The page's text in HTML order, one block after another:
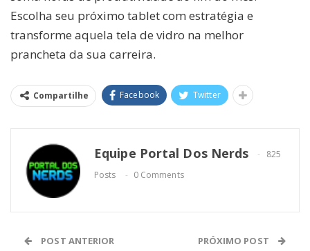
Escolha seu próximo tablet com estratégia e
transforme aquela tela de vidro na melhor
prancheta da sua carreira.
Compartilhe Facebook Twitter
Equipe Portal Dos Nerds
825
Posts
0 Comments
POST ANTERIOR PRÓXIMO POST